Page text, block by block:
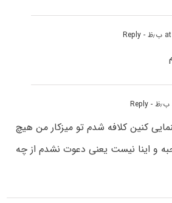
- Reply
- Reply
کنین کلافه شدم تو میزکار من هیچ
و اینا نیست یعنی دعوت نشدم از چه